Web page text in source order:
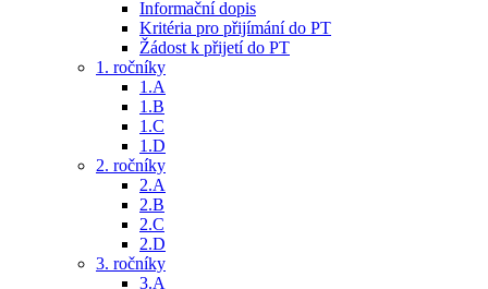
Informační dopis
Kritéria pro přijímání do PT
Žádost k přijetí do PT
1. ročníky
1.A
1.B
1.C
1.D
2. ročníky
2.A
2.B
2.C
2.D
3. ročníky
3.A